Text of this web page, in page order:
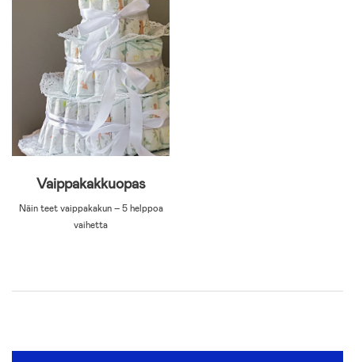
Vaippakakkuopas
Näin teet vaippakakun – 5 helppoa
vaihetta